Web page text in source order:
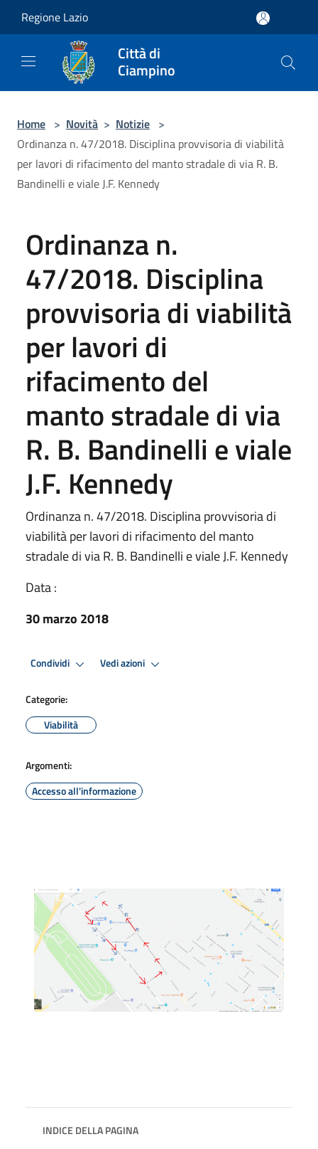
Regione Lazio
Città di
Ciampino
Home > Novità > Notizie >
Ordinanza n. 47/2018. Disciplina provvisoria di viabilità
per lavori di rifacimento del manto stradale di via R. B.
Bandinelli e viale J.F. Kennedy
Ordinanza n.
47/2018. Disciplina
provvisoria di viabilità
per lavori di
rifacimento del
manto stradale di via
R. B. Bandinelli e viale
J.F. Kennedy
Ordinanza n. 47/2018. Disciplina provvisoria di
viabilità per lavori di rifacimento del manto
stradale di via R. B. Bandinelli e viale J.F. Kennedy
Data :
30 marzo 2018
Condividi Vedi azioni
Categorie:
Viabilità
Argomenti:
Accesso all'informazione
INDICE DELLA PAGINA